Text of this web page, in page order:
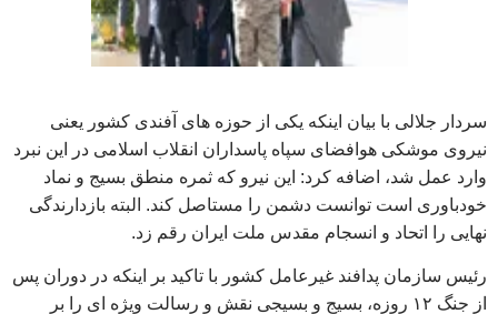
سردار جلالی با بیان اینکه یکی از حوزه های آفندی کشور یعنی
نیروی موشکی هوافضای سپاه پاسداران انقلاب اسلامی در این نبرد
وارد عمل شد، اضافه کرد: این نیرو که ثمره منطق بسیج و نماد
خودباوری است توانست دشمن را مستاصل کند. البته بازدارندگی
نهایی را اتحاد و انسجام مقدس ملت ایران رقم زد.
رئیس سازمان پدافند غیرعامل کشور با تاکید بر اینکه در دوران پس
از جنگ ۱۲ روزه، بسیج و بسیجی نقش و رسالت ویژه ای را بر